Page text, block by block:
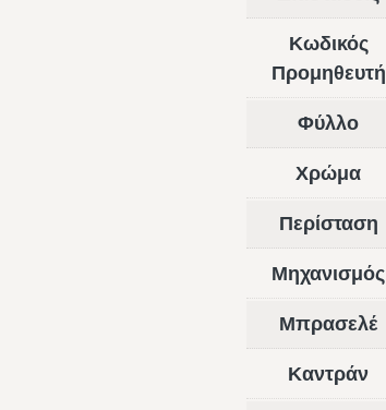
Κωδικός
Προμηθευτή
Φύλλο
Χρώμα
Περίσταση
Μηχανισμός
Μπρασελέ
Καντράν